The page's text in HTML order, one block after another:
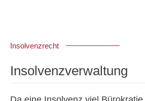
Insolvenzrecht
Insolvenzverwaltung